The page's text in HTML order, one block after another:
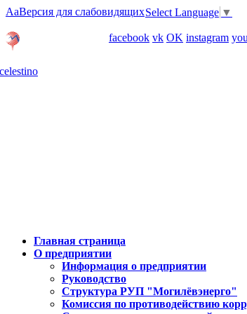
AaВерсия для слабовидящихSelect Language ▼
facebook vk OK instagram
Главная страница
О предприятии
Информация о предприятии
Руководство
Структура РУП "Могилёвэнерго"
Комиссия по противодействию